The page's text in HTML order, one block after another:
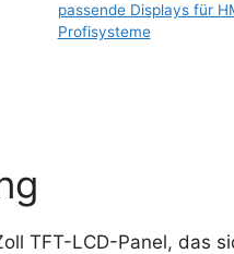
passende Displays für
Profisysteme
TFT-LCD-Panel, das